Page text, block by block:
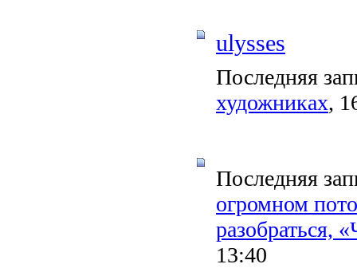
ulysses
Последняя
художниках,
Последняя
огромном
разобраться,
13:40